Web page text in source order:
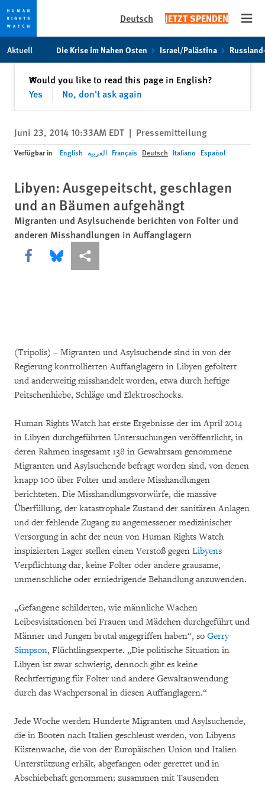
Skip
to
Skip
to
content
Deutsch JETZT SPENDEN
Aktuell Die Krise im Nahen Osten Israel/Palästina
Would you like to read this page in English?
Yes
No, don't ask again
✕Schließen
Juni 23, 2014 10:33AM EDT | Pressemitteilung
Verfügbar in English العربية Français Deutsch Italiano Español
Libyen: Ausgepeitscht, geschlagen
und an Bäumen aufgehängt
Migranten und Asylsuchende berichten von Folter und
anderen Misshandlungen in Auffanglagern
Share this via Facebook
Share this via Bluesky
More sharing options
(Tripolis) – Migranten und Asylsuchende sind in von der
Regierung kontrollierten Auffanglagern in Libyen gefoltert
und anderweitig misshandelt worden, etwa durch heftige
Peitschenhiebe, Schläge und Elektroschocks.
Human Rights Watch hat erste Ergebnisse der im April 2014
in Libyen durchgeführten Untersuchungen veröffentlicht, in
deren Rahmen insgesamt 138 in Gewahrsam genommene
Migranten und Asylsuchende befragt worden sind, von denen
knapp 100 über Folter und andere Misshandlungen
berichteten. Die Misshandlungsvorwürfe, die massive
Überfüllung, der katastrophale Zustand der sanitären Anlagen
und der fehlende Zugang zu angemessener medizinischer
Versorgung in acht der neun von Human Rights Watch
inspizierten Lager stellen einen Verstoß gegen Libyens
Verpflichtung dar, keine Folter oder andere grausame,
unmenschliche oder erniedrigende Behandlung anzuwenden.
„Gefangene schilderten, wie männliche Wachen
Leibesvisitationen bei Frauen und Mädchen durchgeführt und
Männer und Jungen brutal angegriffen haben“, so Gerry
Simpson, Flüchtlingsexperte. „Die politische Situation in
Libyen ist zwar schwierig, dennoch gibt es keine
Rechtfertigung für Folter und andere Gewaltanwendung
durch das Wachpersonal in diesen Auffanglagern.“
Jede Woche werden Hunderte Migranten und Asylsuchende,
die in Booten nach Italien geschleust werden, von Libyens
Küstenwache, die von der Europäischen Union und Italien
Unterstützung erhält, abgefangen oder gerettet und in
Abschiebehaft genommen; zusammen mit Tausenden